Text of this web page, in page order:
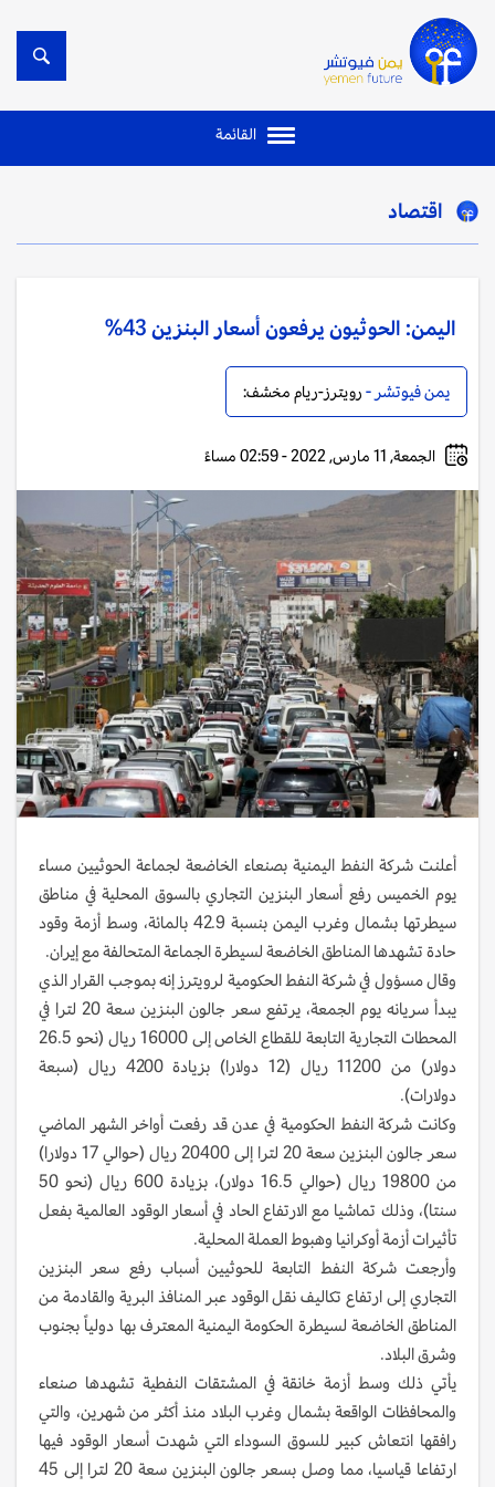
القائمة
اقتصاد
اليمن: الحوثيون يرفعون أسعار البنزين 43%
يمن فيوتشر - رويترز-ريام مخشف:
الجمعة, 11 مارس, 2022 - 02:59 مساءً
أعلنت شركة النفط اليمنية بصنعاء الخاضعة لجماعة الحوثيين مساء
يوم الخميس رفع أسعار البنزين التجاري بالسوق المحلية في مناطق
سيطرتها بشمال وغرب اليمن بنسبة 42.9 بالمائة، وسط أزمة وقود
حادة تشهدها المناطق الخاضعة لسيطرة الجماعة المتحالفة مع إيران.
وقال مسؤول في شركة النفط الحكومية لرويترز إنه بموجب القرار الذي
يبدأ سريانه يوم الجمعة، يرتفع سعر جالون البنزين سعة 20 لترا في
المحطات التجارية التابعة للقطاع الخاص إلى 16000 ريال (نحو 26.5
دولار) من 11200 ريال (12 دولارا) بزيادة 4200 ريال (سبعة
دولارات).
وكانت شركة النفط الحكومية في عدن قد رفعت أواخر الشهر الماضي
سعر جالون البنزين سعة 20 لترا إلى 20400 ريال (حوالي 17 دولارا)
من 19800 ريال (حوالي 16.5 دولار)، بزيادة 600 ريال (نحو 50
سنتا)، وذلك تماشيا مع الارتفاع الحاد في أسعار الوقود العالمية بفعل
تأثيرات أزمة أوكرانيا وهبوط العملة المحلية.
وأرجعت شركة النفط التابعة للحوثيين أسباب رفع سعر البنزين
التجاري إلى ارتفاع تكاليف نقل الوقود عبر المنافذ البرية والقادمة من
المناطق الخاضعة لسيطرة الحكومة اليمنية المعترف بها دولياً بجنوب
وشرق البلاد.
يأتي ذلك وسط أزمة خانقة في المشتقات النفطية تشهدها صنعاء
والمحافظات الواقعة بشمال وغرب البلاد منذ أكثر من شهرين، والتي
رافقها انتعاش كبير للسوق السوداء التي شهدت أسعار الوقود فيها
ارتفاعا قياسيا، مما وصل بسعر جالون البنزين سعة 20 لترا إلى 45